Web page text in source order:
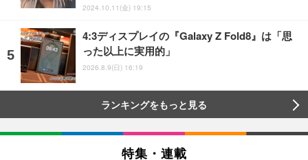
2024.10.11(金) 19:15
4:3ディスプレイの『Galaxy Z Fold8』は「思
った以上に実用的」
2026.8.9(日) 16:19
ランキングをもっと見る
特集・連載